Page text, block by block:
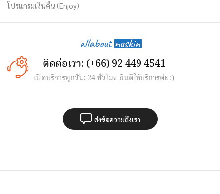
โปรแกรมเงินคืน (Enjoy)
ติดต่อเรา: (+66) 92 449 4541
เปิดบริการทุกวัน: 24 ชั่วโมง ยินดีให้บริการค่ะ :)
ส่งข้อความถึงเรา